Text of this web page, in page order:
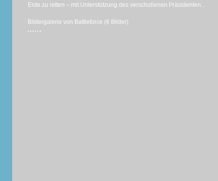
Erde zu retten – mit Unterstützung des verschollenen Präsidenten...
Bildergalerie von Battleforce (6 Bilder)